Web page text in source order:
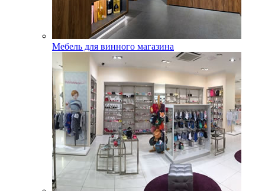
Мебель для винного магазина